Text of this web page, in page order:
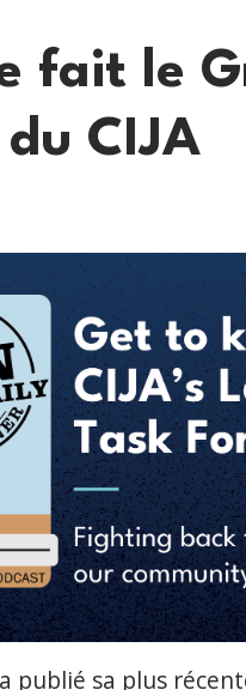
fait le
CIJA
publié sa plus